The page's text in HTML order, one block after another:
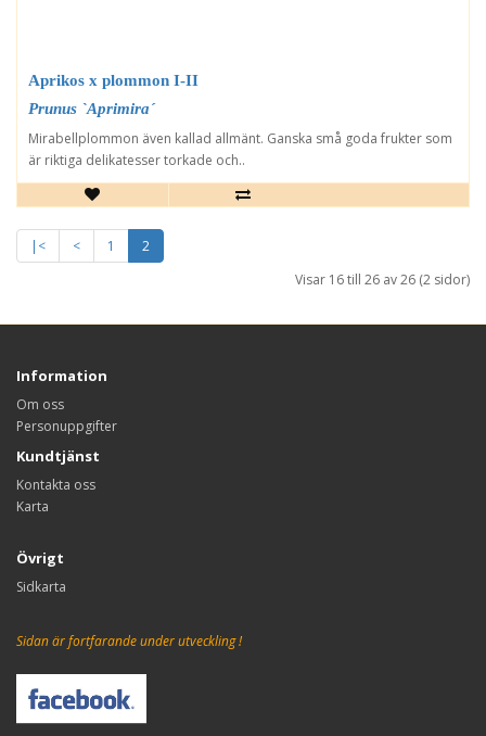
Aprikos x plommon I-II
Prunus `Aprimira´
Mirabellplommon även kallad allmänt. Ganska små goda frukter som
är riktiga delikatesser torkade och..
|< < 1
2
Visar 16 till 26 av 26 (2 sidor)
Information
Om oss
Personuppgifter
Kundtjänst
Kontakta oss
Karta
Övrigt
Sidkarta
Sidan är fortfarande under utveckling !